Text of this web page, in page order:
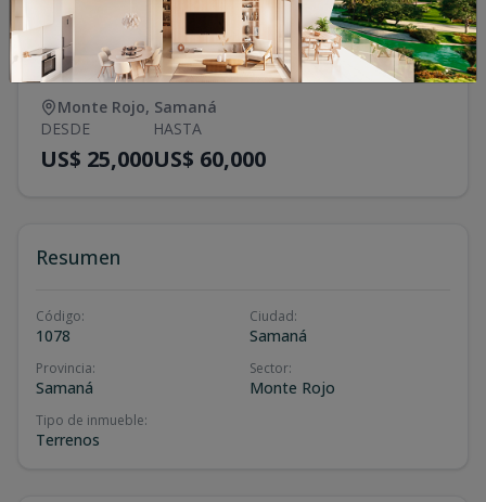
Terrenos con Vista a la Bahia Samana
Monte Rojo, Samaná
DESDE
US$ 25,000
HASTA
US$ 60,000
Resumen
Código:
1078
Ciudad:
Samaná
Provincia:
Samaná
Sector:
Monte Rojo
Tipo de inmueble:
Terrenos